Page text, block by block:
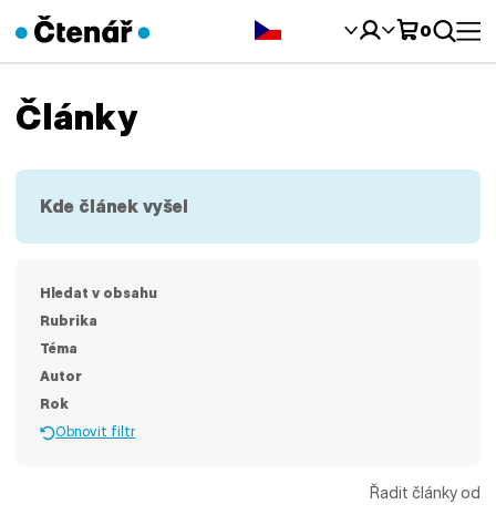
0
Články
Kde článek vyšel
Hledat v obsahu
Rubrika
Téma
Autor
Rok
Obnovit filtr
Řadit články od